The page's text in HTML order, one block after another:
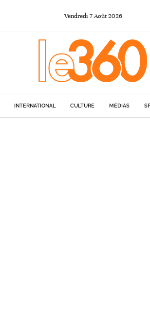
Vendredi 7Août 2026
INTERNATIONAL CULTURE MÉDIAS